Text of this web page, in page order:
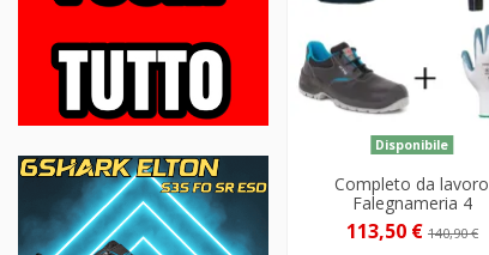
Disponibile
Completo da lavoro
Falegnameria 4
113,50 € 140,90 €